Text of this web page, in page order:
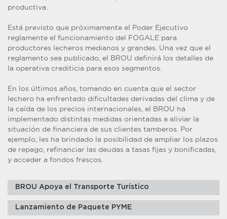
productiva.
Está previsto que próximamente el Poder Ejecutivo
reglamente el funcionamiento del FOGALE para
productores lecheros medianos y grandes. Una vez que el
reglamento sea publicado, el BROU definirá los detalles de
la operativa crediticia para esos segmentos.
En los últimos años, tomando en cuenta que el sector
lechero ha enfrentado dificultades derivadas del clima y de
la caída de los precios internacionales, el BROU ha
implementado distintas medidas orientadas a aliviar la
situación de financiera de sus clientes tamberos. Por
ejemplo, les ha brindado la posibilidad de ampliar los plazos
de repago, refinanciar las deudas a tasas fijas y bonificadas,
y acceder a fondos frescos.
BROU Apoya el Transporte Turístico
Lanzamiento de Paquete PYME